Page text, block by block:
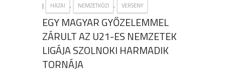
| HAZAI , NEMZETKÖZI , VERSENY
EGY MAGYAR GYŐZELEMMEL
ZÁRULT AZ U21-ES NEMZETEK
LIGÁJA SZOLNOKI HARMADIK
TORNÁJA